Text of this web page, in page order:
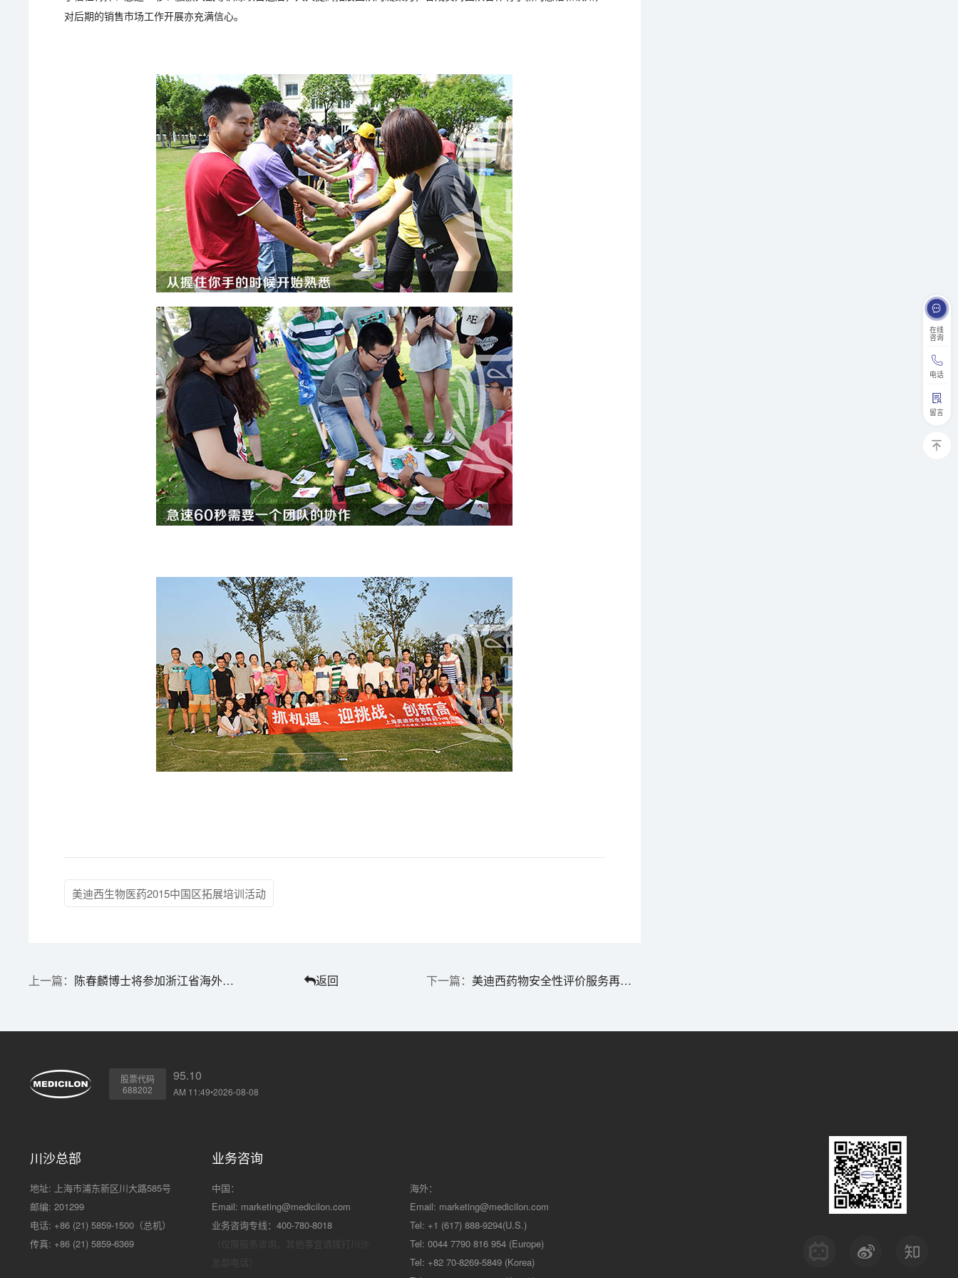
在线
咨询
电话
留言
对后期的销售市场工作开展亦充满信心。
美迪西生物医药2015中国区拓展培训活动
陈春麟博士将参加浙江省海外高层次人才联谊会生物医药分会年会 返回 美迪西药物安全性评价服务再次顺利通过CFDA审查
股票代码
688202
95.10
AM 11:49•2026-08-08
川沙总部
地址: 上海市浦东新区川大路585号
邮编: 201299
电话: +86 (21) 5859-1500（总机）
传真: +86 (21) 5859-6369
业务咨询
中国：
Email: marketing@medicilon.com
业务咨询专线：400-780-8018
海外：
Email: marketing@medicilon.com
Tel: +1 (617) 888-9294(U.S.)
Tel: 0044 7790 816 954 (Europe)
Tel: +82 70-8269-5849 (Korea)